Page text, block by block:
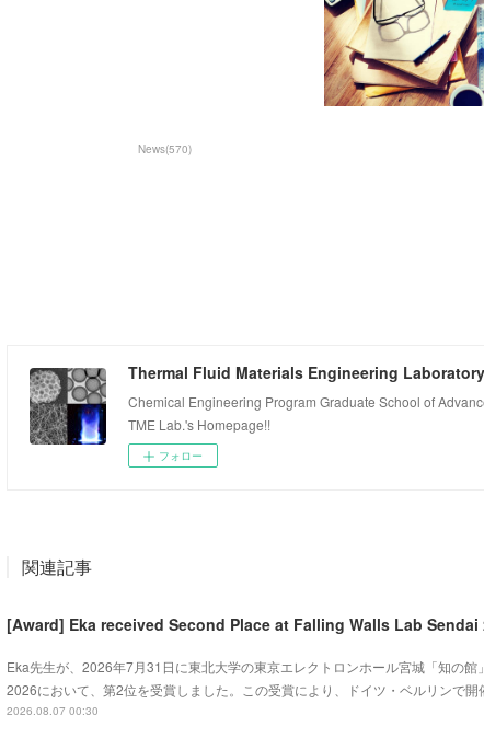
News(570)
Thermal Fluid Materials Engineering Laboratory
Chemical Engineering Program Graduate School of
TME Lab.'s Homepage!!
フォロー
関連記事
[Award] Eka received Second Place at Falling Walls Lab Sendai
Eka先生が、2026年7月31日に東北大学の東京エレクトロンホール宮城「知の
2026において、第2位を受賞しました。この受賞により、ドイツ・ベルリンで
2026.08.07 00:30